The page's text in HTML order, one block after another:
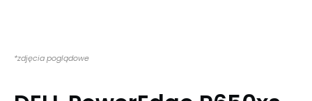
*zdjęcia poglądowe